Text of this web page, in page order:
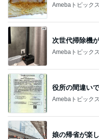
Amebaトピックス
次世代掃除機
Amebaトピックス
役所の間違い
Amebaトピックス
娘の帰省が楽